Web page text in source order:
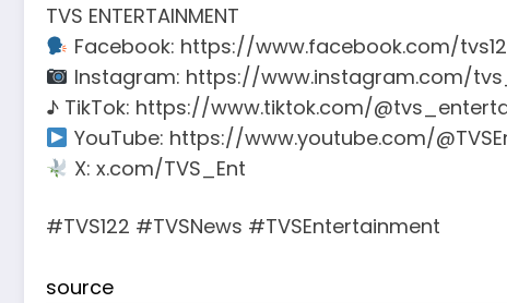
TVS ENTERTAINMENT
Facebook: https://www.facebook.com/
Instagram: https://www.instagram.com/
♪ TikTok: https://www.tiktok.com/
YouTube: https://www.youtube.com/
X: x.com/TVS_Ent
#TVS122 #TVSNews #TVSEntertainment
source